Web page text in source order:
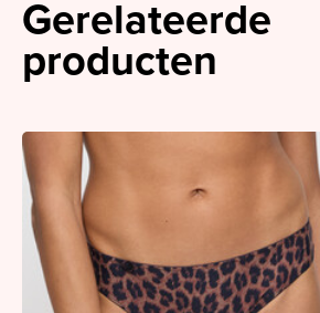
Gerelateerde
producten